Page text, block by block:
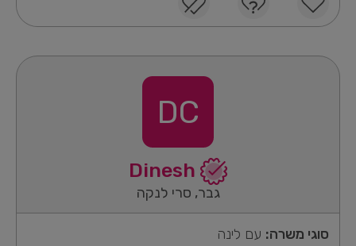
DC
גבר, סרי לנקה
סוגי משרה: עם לינה